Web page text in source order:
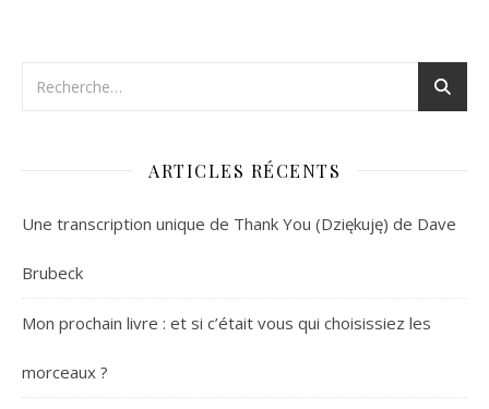
ARTICLES RÉCENTS
Une transcription unique de Thank You (Dziękuję) de Dave
Brubeck
Mon prochain livre : et si c’était vous qui choisissiez les
morceaux ?